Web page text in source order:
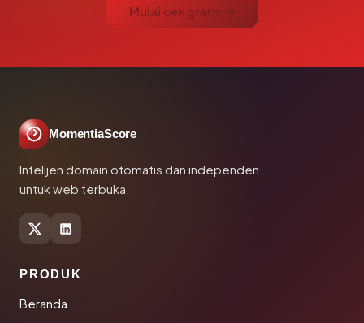
Mulai cek gratis →
MomentiaScore
Intelijen domain otomatis dan independen
untuk web terbuka.
PRODUK
Beranda